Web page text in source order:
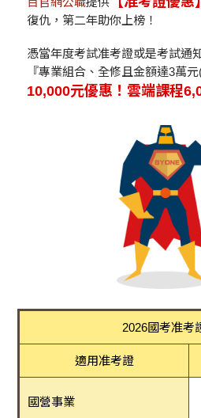
復仇，第二年助你上榜！
憑當年度考試准考證或是考試通
『專業組合、全修且金額達3萬
10,000元優惠！ 雲端課程
2026國考准考
適用准考證
國營事業